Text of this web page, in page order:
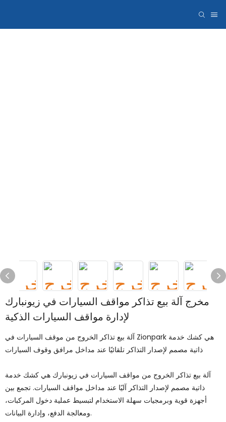
مخرج آلة بيع تذاكر مواقف السيارات في زيونبارك
لإدارة مواقف السيارات الذكية
آلة بيع تذاكر الخروج من موقف السيارات في Zionpark هي كشك خدمة
ذاتية مصمم لإصدار التذاكر تلقائيًا عند مداخل مرافق وقوف السيارات
آلة بيع تذاكر الخروج من مواقف السيارات في زيونبارك هي كشك خدمة
ذاتية مصمم لإصدار التذاكر آليًا عند مداخل مواقف السيارات. تجمع بين
أجهزة قوية وبرمجيات سهلة الاستخدام لتبسيط عملية دخول المركبات،
ومعالجة الدفع، وإدارة البيانات.